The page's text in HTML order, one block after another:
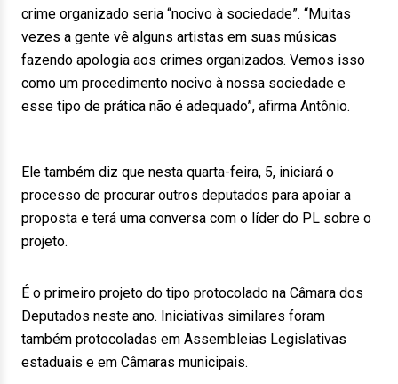
crime organizado seria “nocivo à sociedade”. “Muitas
vezes a gente vê alguns artistas em suas músicas
fazendo apologia aos crimes organizados. Vemos isso
como um procedimento nocivo à nossa sociedade e
esse tipo de prática não é adequado”, afirma Antônio.
Ele também diz que nesta quarta-feira, 5, iniciará o
processo de procurar outros deputados para apoiar a
proposta e terá uma conversa com o líder do PL sobre o
projeto.
É o primeiro projeto do tipo protocolado na Câmara dos
Deputados neste ano. Iniciativas similares foram
também protocoladas em Assembleias Legislativas
estaduais e em Câmaras municipais.